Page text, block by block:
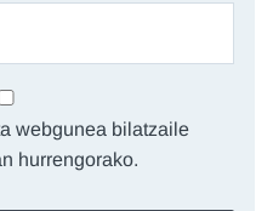
webgunea bilatzaile
hurrengorako.